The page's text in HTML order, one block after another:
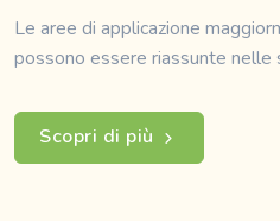
Le aree di applicazione
possono essere riassunte nelle
Scopri di più